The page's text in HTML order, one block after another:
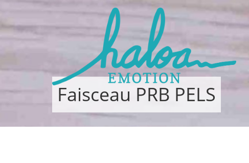
Faisceau PRB PELS